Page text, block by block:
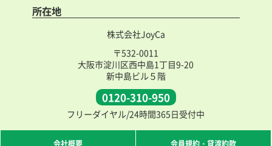
所在地
株式会社JoyCa
〒532-0011
大阪市淀川区西中島1丁目9-20
新中島ビル５階
0120-310-950
フリーダイヤル/24時間365日受付中
会社概要 会員規約・貸渡約款